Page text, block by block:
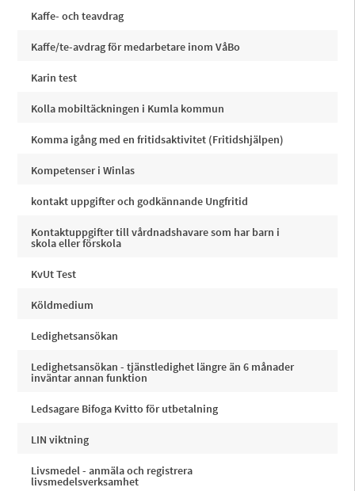
Kaffe- och teavdrag
Kaffe/te-avdrag för medarbetare inom VåBo
Karin test
Kolla mobiltäckningen i Kumla kommun
Komma igång med en fritidsaktivitet (Fritidshjälpen)
Kompetenser i Winlas
kontakt uppgifter och godkännande Ungfritid
Kontaktuppgifter till vårdnadshavare som har barn i
skola eller förskola
KvUt Test
Köldmedium
Ledighetsansökan
Ledighetsansökan - tjänstledighet längre än 6 månader
inväntar annan funktion
Ledsagare Bifoga Kvitto för utbetalning
LIN viktning
Livsmedel - anmäla och registrera
livsmedelsverksamhet